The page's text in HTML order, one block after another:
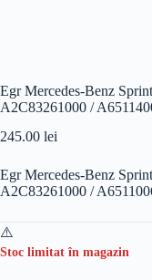
Egr Mercedes-Benz
A2C83261000 /
245.00 lei
Egr Mercedes-Benz
A2C83261000 /
Stoc limitat în magazin